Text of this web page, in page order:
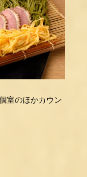
室のほかカウン